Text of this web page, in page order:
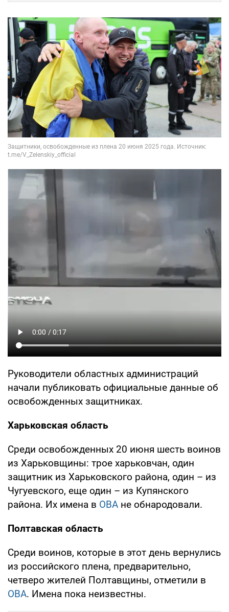
Руководители областных администраций
начали публиковать официальные данные об
освобожденных защитниках.
Харьковская область
Среди освобожденных 20 июня шесть воинов
из Харьковщины: трое харьковчан, один
защитник из Харьковского района, один – из
Чугуевского, еще один – из Купянского
района. Их имена в ОВА не обнародовали.
Полтавская область
Среди воинов, которые в этот день вернулись
из российского плена, предварительно,
четверо жителей Полтавщины, отметили в
ОВА. Имена пока неизвестны.